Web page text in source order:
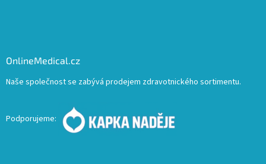
OnlineMedical.cz
Naše společnost se zabývá prodejem zdravotnického sortimentu.
Podporujeme: